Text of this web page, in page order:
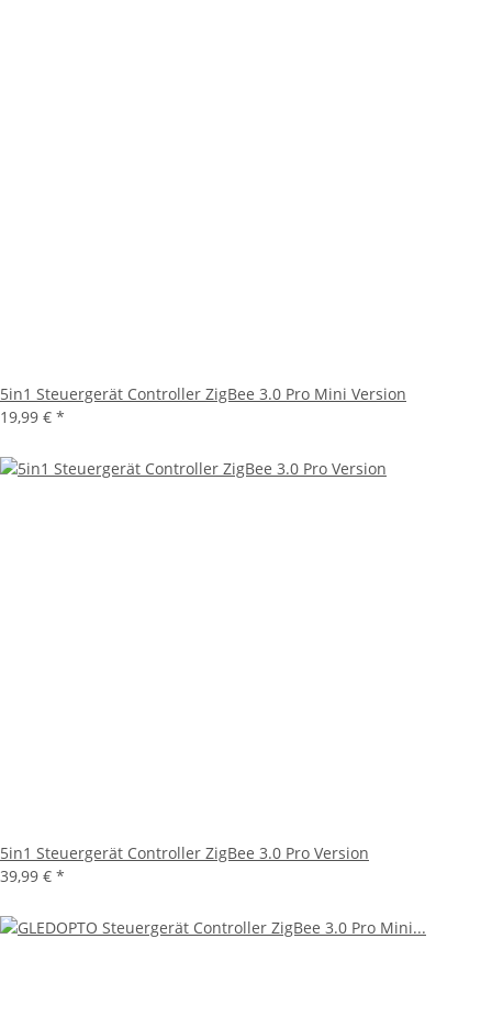
5in1 Steuergerät Controller ZigBee 3.0 Pro Mini Version
19,99 € *
5in1 Steuergerät Controller ZigBee 3.0 Pro Version
39,99 € *